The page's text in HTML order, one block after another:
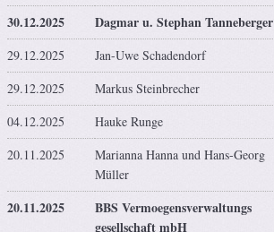
30.12.2025
Dagmar u. Stephan Tanneberger
29.12.2025 Jan-Uwe Schadendorf
29.12.2025
Markus Steinbrecher
04.12.2025
Hauke Runge
20.11.2025
Marianna Hanna und Hans-Georg
Müller
20.11.2025
BBS Vermoegensverwaltungs
gesellschaft mbH